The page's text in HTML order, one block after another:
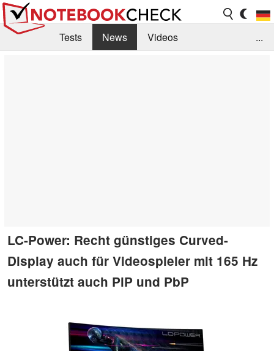
Tests News
Videos
...
LC-Power: Recht günstiges Curved-
Display auch für Videospieler mit 165 Hz
unterstützt auch PiP und PbP